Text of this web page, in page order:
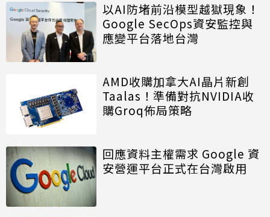
以AI防堵前沿模型越獄現象！
Google SecOps資安監控與
應變平台落地台灣
AMD收購加拿大AI晶片新創
Taalas！準備對抗NVIDIA收
購Groq佈局策略
回應資料主權需求 Google 資
安營運平台正式在台灣啟用